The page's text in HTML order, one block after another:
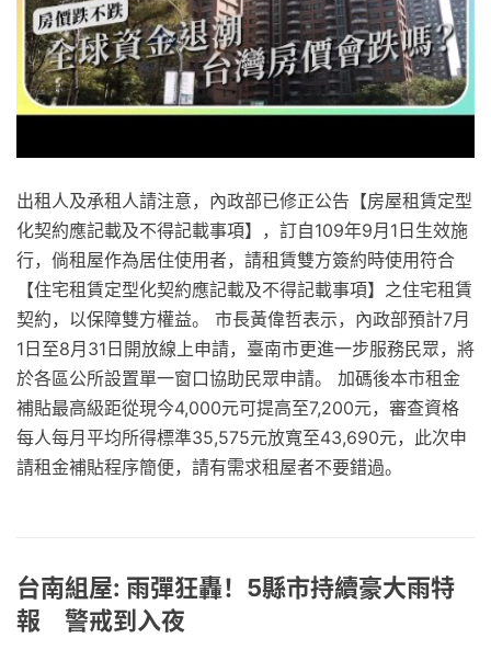
出租人及承租人請注意，內政部已修正公告【房屋租賃定型
化契約應記載及不得記載事項】，訂自109年9月1日生效施
行，倘租屋作為居住使用者，請租賃雙方簽約時使用符合
【住宅租賃定型化契約應記載及不得記載事項】之住宅租賃
契約，以保障雙方權益。 市長黃偉哲表示，內政部預計7月
1日至8月31日開放線上申請，臺南市更進一步服務民眾，將
於各區公所設置單一窗口協助民眾申請。 加碼後本市租金
補貼最高級距從現今4,000元可提高至7,200元，審查資格
每人每月平均所得標準35,575元放寬至43,690元，此次申
請租金補貼程序簡便，請有需求租屋者不要錯過。
台南組屋: 雨彈狂轟！5縣市持續豪大雨特
報 警戒到入夜